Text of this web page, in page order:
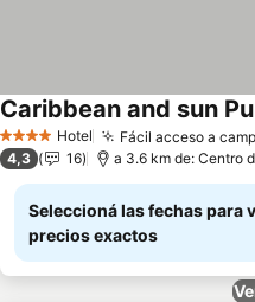
4 EstrellasHotel Fácil acceso a
Caribbean and sun
4,3 16 a 3.6 km de: Centro
Seleccioná las fechas para
precios exactos